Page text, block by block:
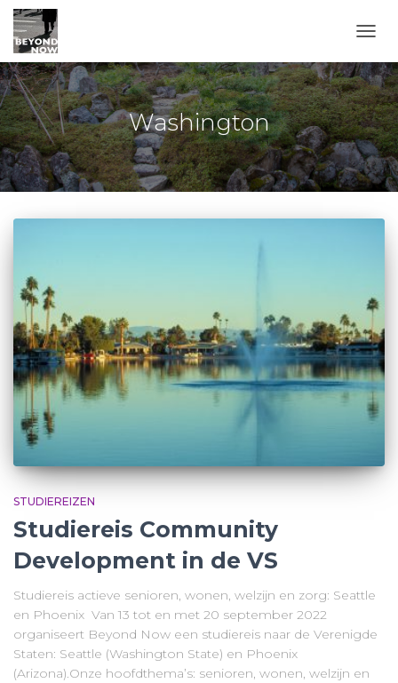
Washington
STUDIEREIZEN
Studiereis Community
Development in de VS
Studiereis actieve senioren, wonen, welzijn en zorg: Seattle
en Phoenix Van 13 tot en met 20 september 2022
organiseert Beyond Now een studiereis naar de Verenigde
Staten: Seattle (Washington State) en Phoenix
(Arizona).Onze hoofdthema’s: senioren, wonen, welzijn en